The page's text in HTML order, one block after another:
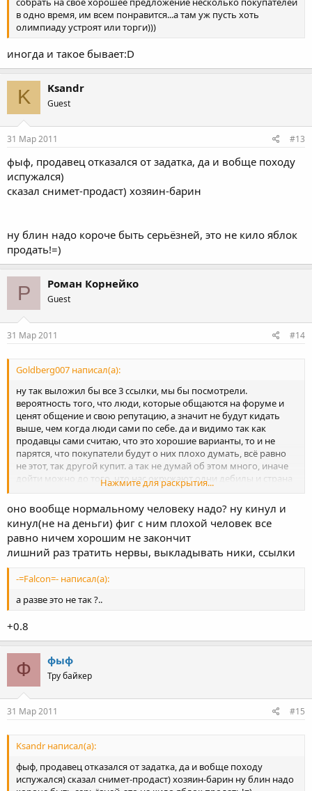
в одно время, им всем понравится...а там уж пусть хоть
олимпиаду устроят или торги)))
иногда и такое бывает:D
K Ksandr
Guest
31 Мар 2011 #13
фыф, продавец отказался от задатка, да и вобще походу
испужался)
сказал снимет-продаст) хозяин-барин
ну блин надо короче быть серьёзней, это не кило яблок
продать!=)
Р Роман Корнейко
Guest
31 Мар 2011 #14
Goldberg007 написал(а):
ну так выложил бы все 3 ссылки, мы бы посмотрели.
вероятность того, что люди, которые общаются на форуме и
ценят общение и свою репутацию, а значит не будут кидать
выше, чем когда люди сами по себе. да и видимо так как
продавцы сами считаю, что это хорошие варианты, то и не
парятся, что покупатели будут о них плохо думать, всё равно
не этот, так другой купит. а так не думай об этом много, иначе
дойти можно до того, что нас окружают одни дебилы и страна
у нас варварская и кругом коррупция и пора из неё валить) так
что считай, что это банальный опыт жизненный и не забудь,
что если так люди продают технику, значит так же они за ней и
следили скорее всего, считай, что тебе ещё повезло...
Нажмите для раскрытия...
оно вообще нормальному человеку надо? ну кинул и
кинул(не на деньги) фиг с ним плохой человек все
равно ничем хорошим не закончит
лишний раз тратить нервы, выкладывать ники, ссылки
-=Falcon=- написал(а):
а разве это не так ?..
+0.8
Ф фыф
Тру байкер
31 Мар 2011 #15
Ksandr написал(а):
фыф, продавец отказался от задатка, да и вобще походу
испужался) сказал снимет-продаст) хозяин-барин ну блин надо